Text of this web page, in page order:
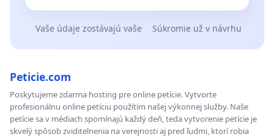
Vaše údaje zostávajú vaše Súkromie už v návrhu
Peticie.com
Poskytujeme zdarma hosting pre online petície. Vytvorte
profesionálnu online petíciu použítím našej výkonnej služby. Naše
petície sa v médiach spomínajú každý deň, teda vytvorenie petície je
skvelý spôsob zviditelnenia na verejnosti aj pred ľudmi, ktorí robia